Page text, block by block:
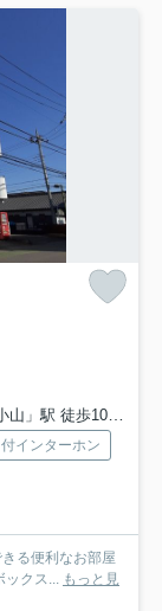
」駅 徒歩10分
インターホン
る便利なお部屋
ックス... もっと見